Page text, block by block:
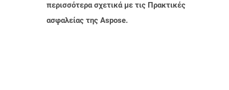
περισσότερα σχετικά με τις Πρακτικές
ασφαλείας της Aspose.